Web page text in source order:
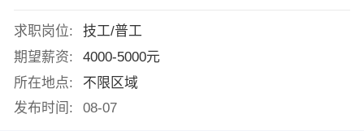
求职岗位:
技工/普工
期望薪资:
4000-5000元
所在地点:
不限区域
发布时间:
08-07